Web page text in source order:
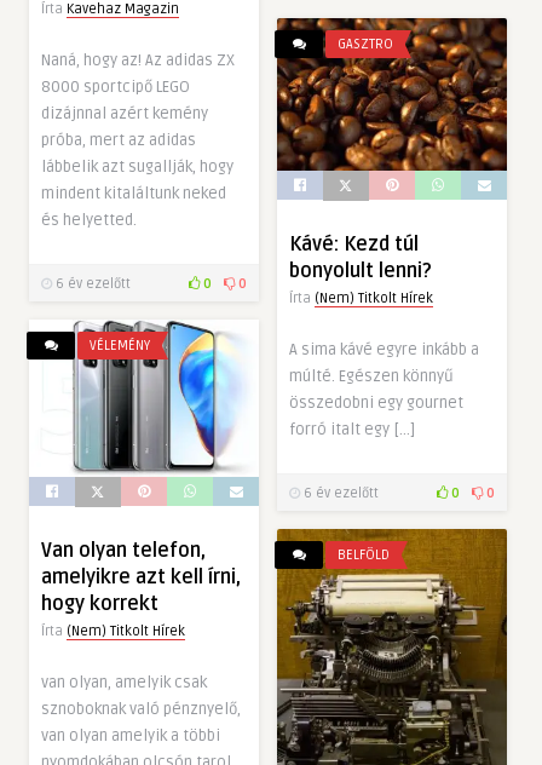
Írta Kavehaz Magazin
Naná, hogy az! Az adidas ZX
8000 sportcipő LEGO
dizájnnal azért kemény
próba, mert az adidas
lábbelik azt sugallják, hogy
mindent kitaláltunk neked
és helyetted.
6 év ezelőtt 0 0
GASZTRO
Kávé: Kezd túl
bonyolult lenni?
Írta (Nem) Titkolt Hírek
A sima kávé egyre inkább a
múlté. Egészen könnyű
összedobni egy gournet
forró italt egy […]
6 év ezelőtt 0 0
VÉLEMÉNY
Van olyan telefon,
amelyikre azt kell írni,
hogy korrekt
Írta (Nem) Titkolt Hírek
van olyan, amelyik csak
sznoboknak való pénznyelő,
van olyan amelyik a többi
BELFÖLD